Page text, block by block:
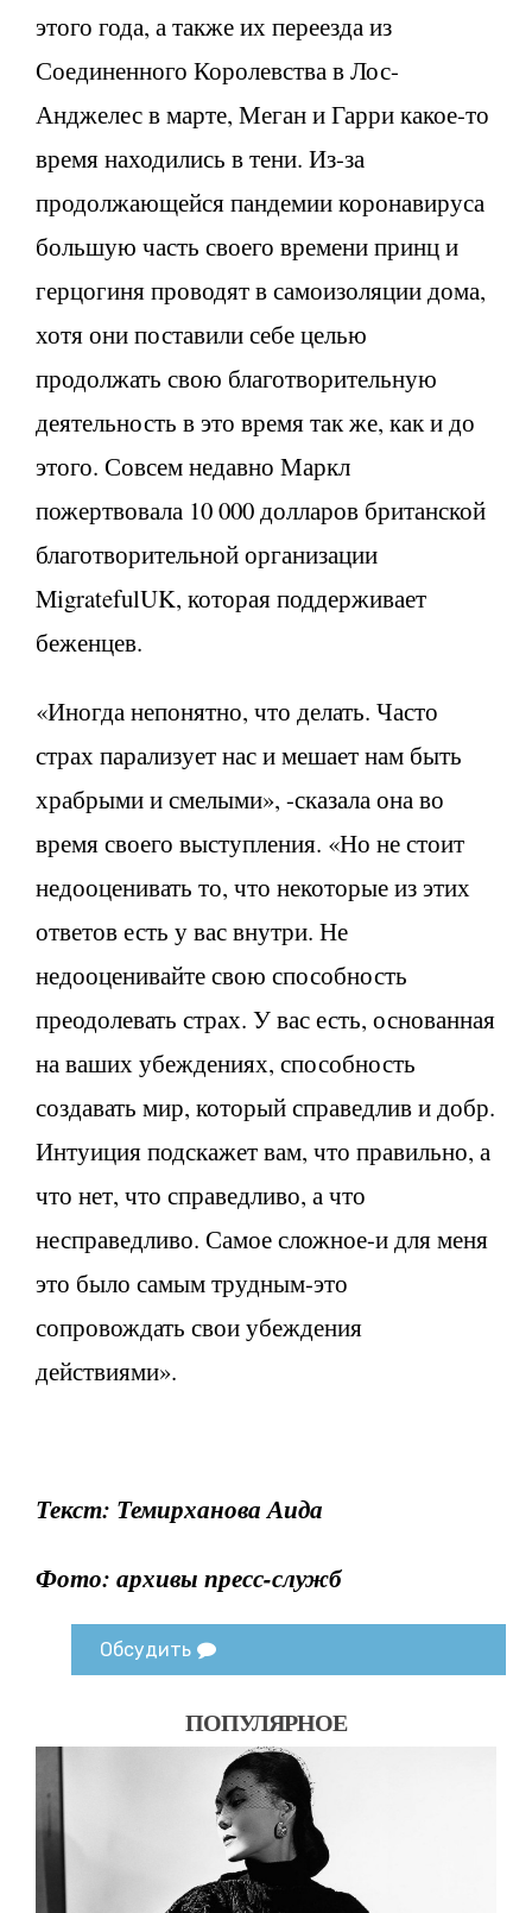
этого года, а также их переезда из
Соединенного Королевства в Лос-
Анджелес в марте, Меган и Гарри какое-то
время находились в тени. Из-за
продолжающейся пандемии коронавируса
большую часть своего времени принц и
герцогиня проводят в самоизоляции дома,
хотя они поставили себе целью
продолжать свою благотворительную
деятельность в это время так же, как и до
этого. Совсем недавно Маркл
пожертвовала 10 000 долларов британской
благотворительной организации
MigratefulUK, которая поддерживает
беженцев.
«Иногда непонятно, что делать. Часто
страх парализует нас и мешает нам быть
храбрыми и смелыми», -сказала она во
время своего выступления. «Но не стоит
недооценивать то, что некоторые из этих
ответов есть у вас внутри. Не
недооценивайте свою способность
преодолевать страх. У вас есть, основанная
на ваших убеждениях, способность
создавать мир, который справедлив и добр.
Интуиция подскажет вам, что правильно, а
что нет, что справедливо, а что
несправедливо. Самое сложное-и для меня
это было самым трудным-это
сопровождать свои убеждения
действиями».
Текст: Темирханова Аида
Фото: архивы пресс-служб
Обсудить
ПОПУЛЯРНОЕ